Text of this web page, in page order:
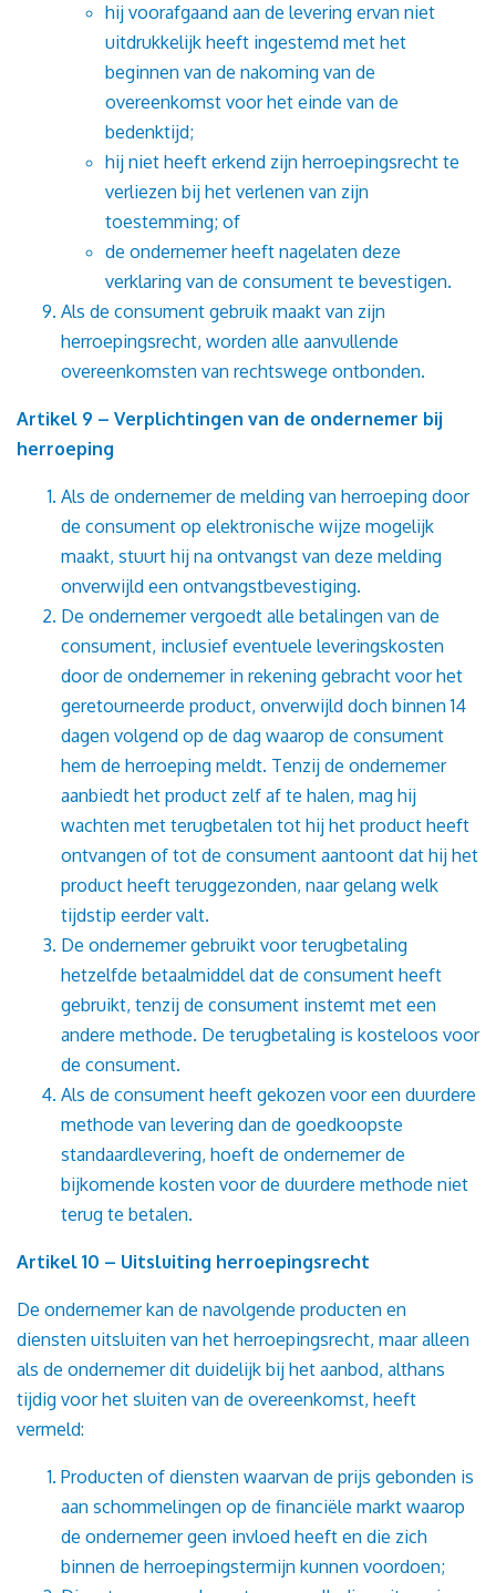
hij voorafgaand aan de levering ervan niet
uitdrukkelijk heeft ingestemd met het
beginnen van de nakoming van de
overeenkomst voor het einde van de
bedenktijd;
hij niet heeft erkend zijn herroepingsrecht te
verliezen bij het verlenen van zijn
toestemming; of
de ondernemer heeft nagelaten deze
verklaring van de consument te bevestigen.
Als de consument gebruik maakt van zijn
herroepingsrecht, worden alle aanvullende
overeenkomsten van rechtswege ontbonden.
Artikel 9 – Verplichtingen van de ondernemer bij
herroeping
Als de ondernemer de melding van herroeping door
de consument op elektronische wijze mogelijk
maakt, stuurt hij na ontvangst van deze melding
onverwijld een ontvangstbevestiging.
De ondernemer vergoedt alle betalingen van de
consument, inclusief eventuele leveringskosten
door de ondernemer in rekening gebracht voor het
geretourneerde product, onverwijld doch binnen 14
dagen volgend op de dag waarop de consument
hem de herroeping meldt. Tenzij de ondernemer
aanbiedt het product zelf af te halen, mag hij
wachten met terugbetalen tot hij het product heeft
ontvangen of tot de consument aantoont dat hij het
product heeft teruggezonden, naar gelang welk
tijdstip eerder valt.
De ondernemer gebruikt voor terugbetaling
hetzelfde betaalmiddel dat de consument heeft
gebruikt, tenzij de consument instemt met een
andere methode. De terugbetaling is kosteloos voor
de consument.
Als de consument heeft gekozen voor een duurdere
methode van levering dan de goedkoopste
standaardlevering, hoeft de ondernemer de
bijkomende kosten voor de duurdere methode niet
terug te betalen.
Artikel 10 – Uitsluiting herroepingsrecht
De ondernemer kan de navolgende producten en
diensten uitsluiten van het herroepingsrecht, maar alleen
als de ondernemer dit duidelijk bij het aanbod, althans
tijdig voor het sluiten van de overeenkomst, heeft
vermeld:
Producten of diensten waarvan de prijs gebonden is
aan schommelingen op de financiële markt waarop
de ondernemer geen invloed heeft en die zich
binnen de herroepingstermijn kunnen voordoen;